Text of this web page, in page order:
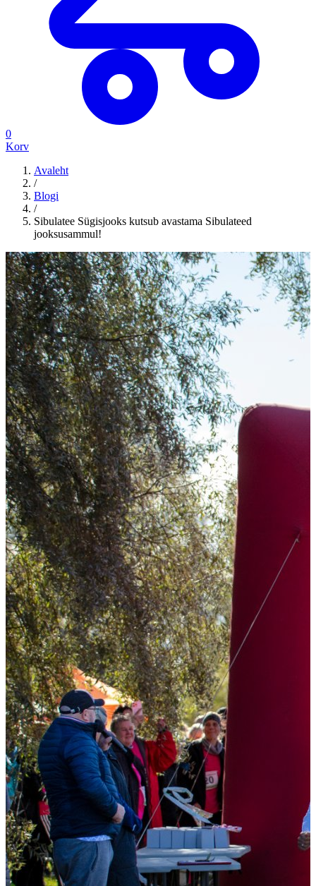
0
Korv
Avaleht
/
Blogi
/
Sibulatee Sügisjooks kutsub avastama Sibulateed
jooksusammul!